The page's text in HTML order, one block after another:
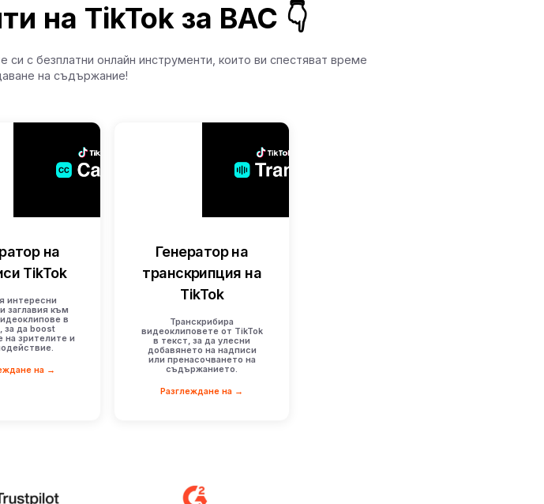
на TikTok за ВАС 👇
с безплатни онлайн инструменти, които ви спестяват време
на съдържание!
на
TikTok
интересни
заглавия към
в
за да boost
на зрителите и
на →
Генератор на
транскрипция на
TikTok
Транскрибира
видеоклиповете от TikTok
в текст, за да улесни
добавянето на надписи
или пренасочването на
съдържанието.
Разглеждане на →